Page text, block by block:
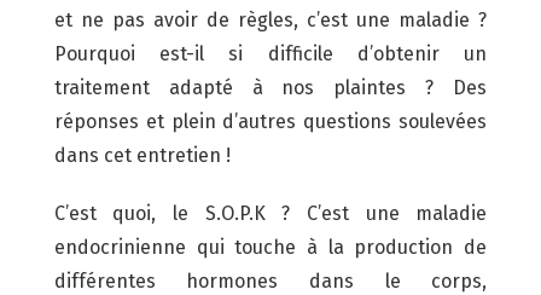
et ne pas avoir de règles, c’est une maladie ?
Pourquoi est-il si difficile d’obtenir un
traitement adapté à nos plaintes ? Des
réponses et plein d’autres questions soulevées
dans cet entretien !
C’est quoi, le S.O.P.K ? C’est une maladie
endocrinienne qui touche à la production de
différentes hormones dans le corps,